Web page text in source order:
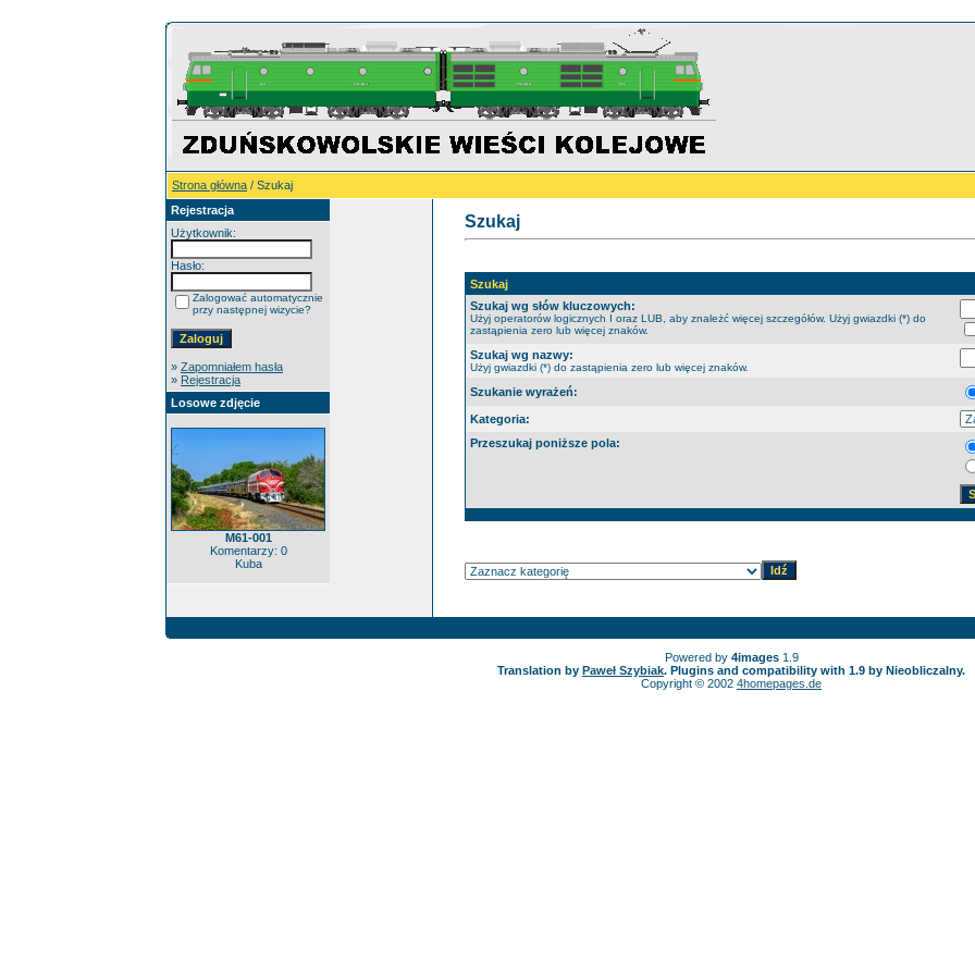
Strona główna / Szukaj
Rejestracja
Użytkownik:
Hasło:
Zalogować automatycznie
przy następnej wizycie?
» Zapomniałem hasła
» Rejestracja
Losowe zdjęcie
M61-001
Komentarzy: 0
Kuba
Szukaj
Szukaj
Szukaj wg słów kluczowych:
Użyj operatorów logicznych I oraz LUB, aby znależć więcej szczegółów. Użyj gwiazdki (*) do
zastąpienia zero lub więcej znaków.
Szukaj wg nazwy:
Użyj gwiazdki (*) do zastąpienia zero lub więcej znaków.
Szukanie wyrażeń:
Kategoria:
Przeszukaj poniższe pola:
Powered by 4images1.9
Translation by Paweł Szybiak. Plugins and compatibility with 1.9 by Nieobliczalny.
Copyright © 2002 4homepages.de